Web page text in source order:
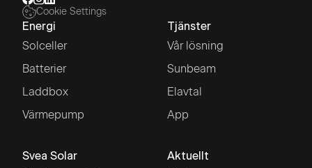
Cookie Settings
Energi
Solceller
Batterier
Laddbox
Värmepump
Tjänster
Vår lösning
Sunbeam
Elavtal
App
Svea Solar Aktuellt